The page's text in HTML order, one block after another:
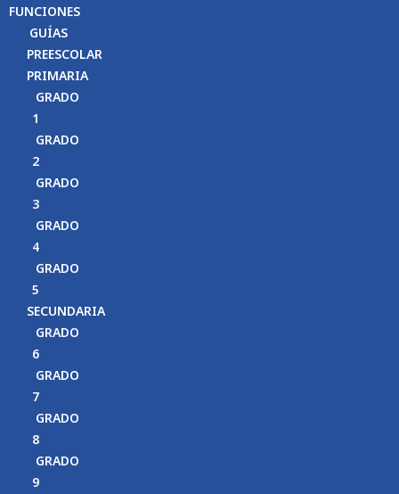
FUNCIONES
GUÍAS
PREESCOLAR
PRIMARIA
GRADO
1
GRADO
2
GRADO
3
GRADO
4
GRADO
5
SECUNDARIA
GRADO
6
GRADO
7
GRADO
8
GRADO
9